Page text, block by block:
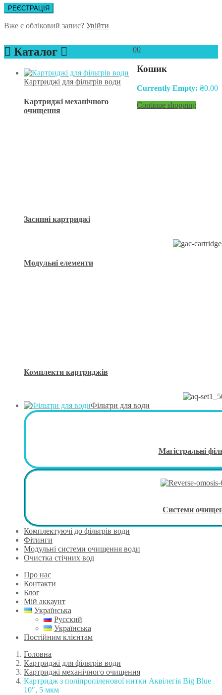
РЕЄСТРАЦІЯ
Вже є обліковий запис? Увійти
0
Кошик
Currently Empty: ₴0.00
Continue shopping
0
Каталог
Картриджі для фільтрів води
Картриджі механічного
очищення
Засипні картриджі
Модульні елементи
Комплекти картриджів
Фільтри для води
Магістральні
Системи
Комплектуючі до фільтрів води
Фітинги
Модульні системи очищення води
Очистка стічних вод
Про нас
Контакти
Блог
Мій аккаунт
Українська
Русский
Українська
Постійним клієнтам
Головна
Картриджі для фільтрів води
Картриджі механічного очищення
Картридж з поліпропіленової нитки Аквілегія Big Blue
10″, 5 мкм